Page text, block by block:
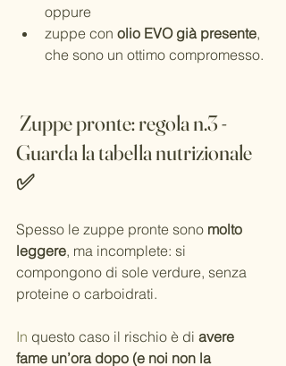
oppure
zuppe con olio EVO già presente,
che sono un ottimo compromesso.
Zuppe pronte: regola n.3 -
Guarda la tabella nutrizionale
✅
Spesso le zuppe pronte sono molto
leggere, ma incomplete: si
compongono di sole verdure, senza
proteine o carboidrati.
In questo caso il rischio è di avere
fame un’ora dopo (e noi non la